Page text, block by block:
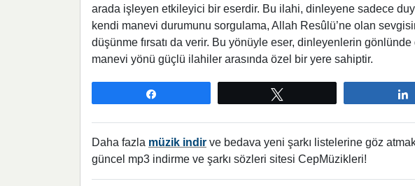
arada işleyen etkileyici bir eserdir. Bu ilahi, dinleyene sadece
kendi manevi durumunu sorgulama, Allah Resûlü’ne olan
düşünme fırsatı da verir. Bu yönüyle eser, dinleyenlerin
manevi yönü güçlü ilahiler arasında özel bir yere sahiptir.
Daha fazla müzik indir ve bedava yeni şarkı listelerine göz
güncel mp3 indirme ve şarkı sözleri sitesi CepMüzikleri!